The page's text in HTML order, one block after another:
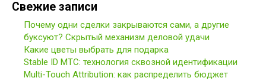
Свежие записи
Почему одни сделки закрываются сами, а другие
буксуют? Скрытый механизм деловой удачи
Какие цветы выбрать для подарка
Stable ID МТС: технология сквозной идентификации
Multi-Touch Attribution: как распределить бюджет